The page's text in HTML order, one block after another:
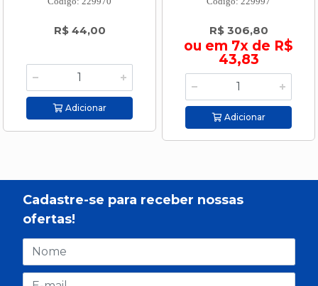
R$ 44,00
Adicionar
R$ 306,80
ou em 7x de R$
43,83
Adicionar
Cadastre-se para receber nossas
ofertas!